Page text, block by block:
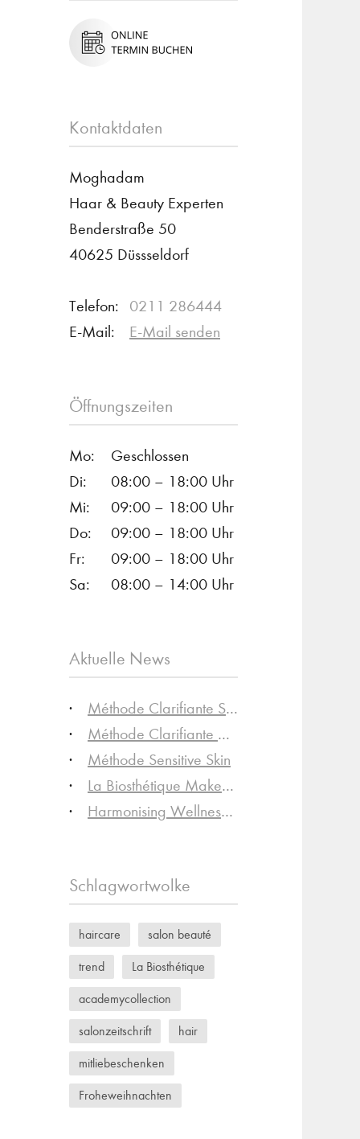
Kontaktdaten
Moghadam
Haar & Beauty Experten
Benderstraße 50
40625 Düssseldorf
Telefon:
0211 286444
E-Mail:
E-Mail senden
Öffnungszeiten
Mo:
Geschlossen
Di:
08:00 – 18:00 Uhr
Mi:
09:00 – 18:00 Uhr
Do:
09:00 – 18:00 Uhr
Fr:
09:00 – 18:00 Uhr
Sa:
08:00 – 14:00 Uhr
Aktuelle News
Méthode Clarifiante Skin Care
Méthode Clarifiante Hair & Scalp Care
Méthode Sensitive Skin
La Biosthétique Make-up Trend Collection Spring-Summer 2025
Harmonising Wellness Tea
Schlagwortwolke
haircare salon beauté
trend La Biosthétique
academycollection
salonzeitschrift hair
mitliebeschenken
Froheweihnachten